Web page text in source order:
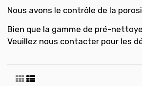
Nous avons le contrôle de la
Bien que la gamme de pré-
Veuillez nous contacter pour les